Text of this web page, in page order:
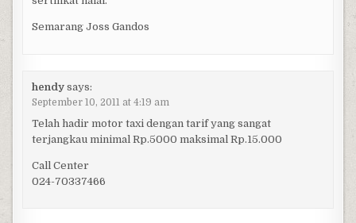
Semarang Joss Gandos
hendy says:
September 10, 2011 at 4:19 am
Telah hadir motor taxi dengan tarif yang sangat
terjangkau minimal Rp.5000 maksimal Rp.15.000
Call Center
024-70337466